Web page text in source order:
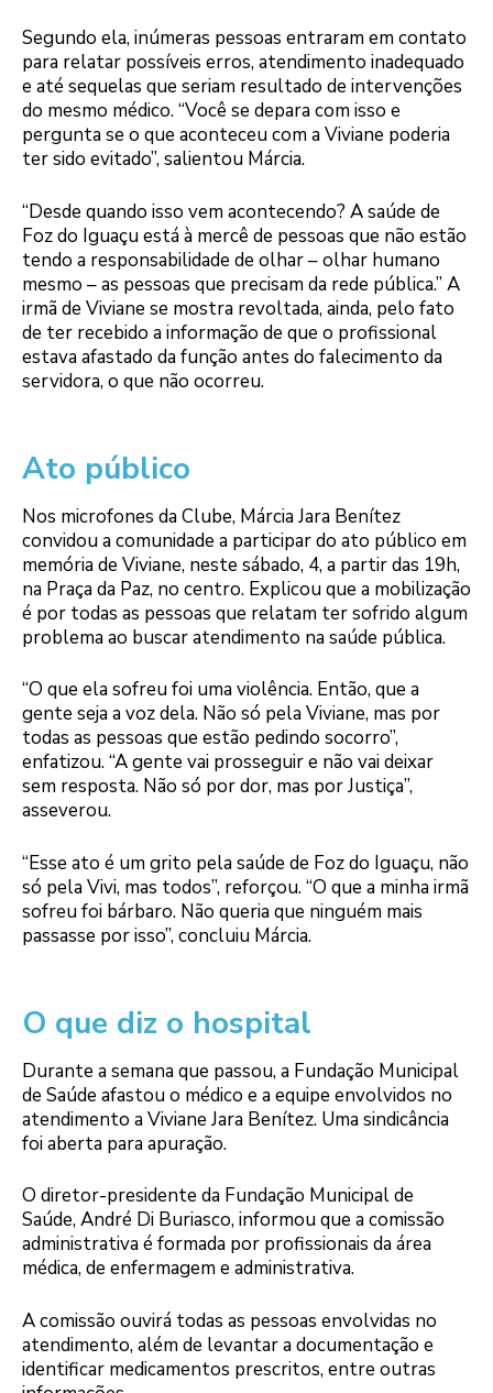
Segundo ela, inúmeras pessoas entraram em contato
para relatar possíveis erros, atendimento inadequado
e até sequelas que seriam resultado de intervenções
do mesmo médico. “Você se depara com isso e
pergunta se o que aconteceu com a Viviane poderia
ter sido evitado”, salientou Márcia.
“Desde quando isso vem acontecendo? A saúde de
Foz do Iguaçu está à mercê de pessoas que não estão
tendo a responsabilidade de olhar – olhar humano
mesmo – as pessoas que precisam da rede pública.” A
irmã de Viviane se mostra revoltada, ainda, pelo fato
de ter recebido a informação de que o profissional
estava afastado da função antes do falecimento da
servidora, o que não ocorreu.
Ato público
Nos microfones da Clube, Márcia Jara Benítez
convidou a comunidade a participar do ato público em
memória de Viviane, neste sábado, 4, a partir das 19h,
na Praça da Paz, no centro. Explicou que a mobilização
é por todas as pessoas que relatam ter sofrido algum
problema ao buscar atendimento na saúde pública.
“O que ela sofreu foi uma violência. Então, que a
gente seja a voz dela. Não só pela Viviane, mas por
todas as pessoas que estão pedindo socorro”,
enfatizou. “A gente vai prosseguir e não vai deixar
sem resposta. Não só por dor, mas por Justiça”,
asseverou.
“Esse ato é um grito pela saúde de Foz do Iguaçu, não
só pela Vivi, mas todos”, reforçou. “O que a minha irmã
sofreu foi bárbaro. Não queria que ninguém mais
passasse por isso”, concluiu Márcia.
O que diz o hospital
Durante a semana que passou, a Fundação Municipal
de Saúde afastou o médico e a equipe envolvidos no
atendimento a Viviane Jara Benítez. Uma sindicância
foi aberta para apuração.
O diretor-presidente da Fundação Municipal de
Saúde, André Di Buriasco, informou que a comissão
administrativa é formada por profissionais da área
médica, de enfermagem e administrativa.
A comissão ouvirá todas as pessoas envolvidas no
atendimento, além de levantar a documentação e
identificar medicamentos prescritos, entre outras